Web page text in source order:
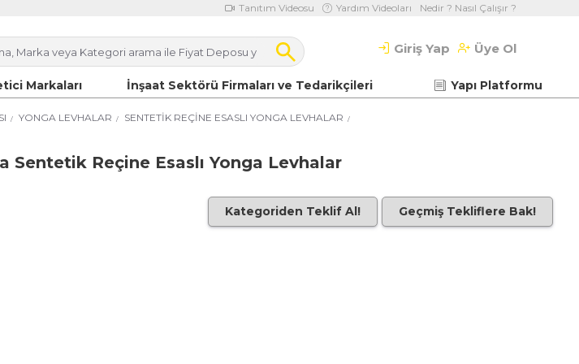
Tanıtım Videosu Yardım Videoları Nedir ? Nasıl Çalışır ?
Giriş Yap Üye Ol
Markaları İnşaat Sektörü Firmaları ve Tedarikçileri Yapı Platformu
YONGA LEVHALAR SENTETİK REÇİNE ESASLI YONGA LEVHALAR
Sentetik Reçine Esaslı Yonga Levhalar
Kategoriden Teklif Al! Geçmiş Tekliflere Bak!